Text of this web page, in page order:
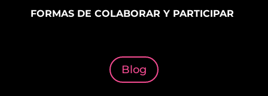
FORMAS DE COLABORAR Y PARTICIPAR
Blog